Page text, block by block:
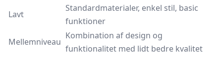
Lavt
Standardmaterialer, enkel stil, basic
funktioner
Mellemniveau
Kombination af design og
funktionalitet med lidt bedre kvalitet